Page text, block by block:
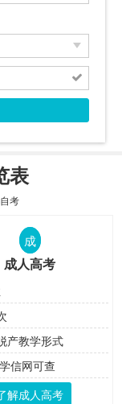
报考 [远程教育]
报考 [专本连读]
报考 [网络教育]
招考 [专 升 本]
表
考
成
成人高考
产教学形式
信网可查
解成人高考